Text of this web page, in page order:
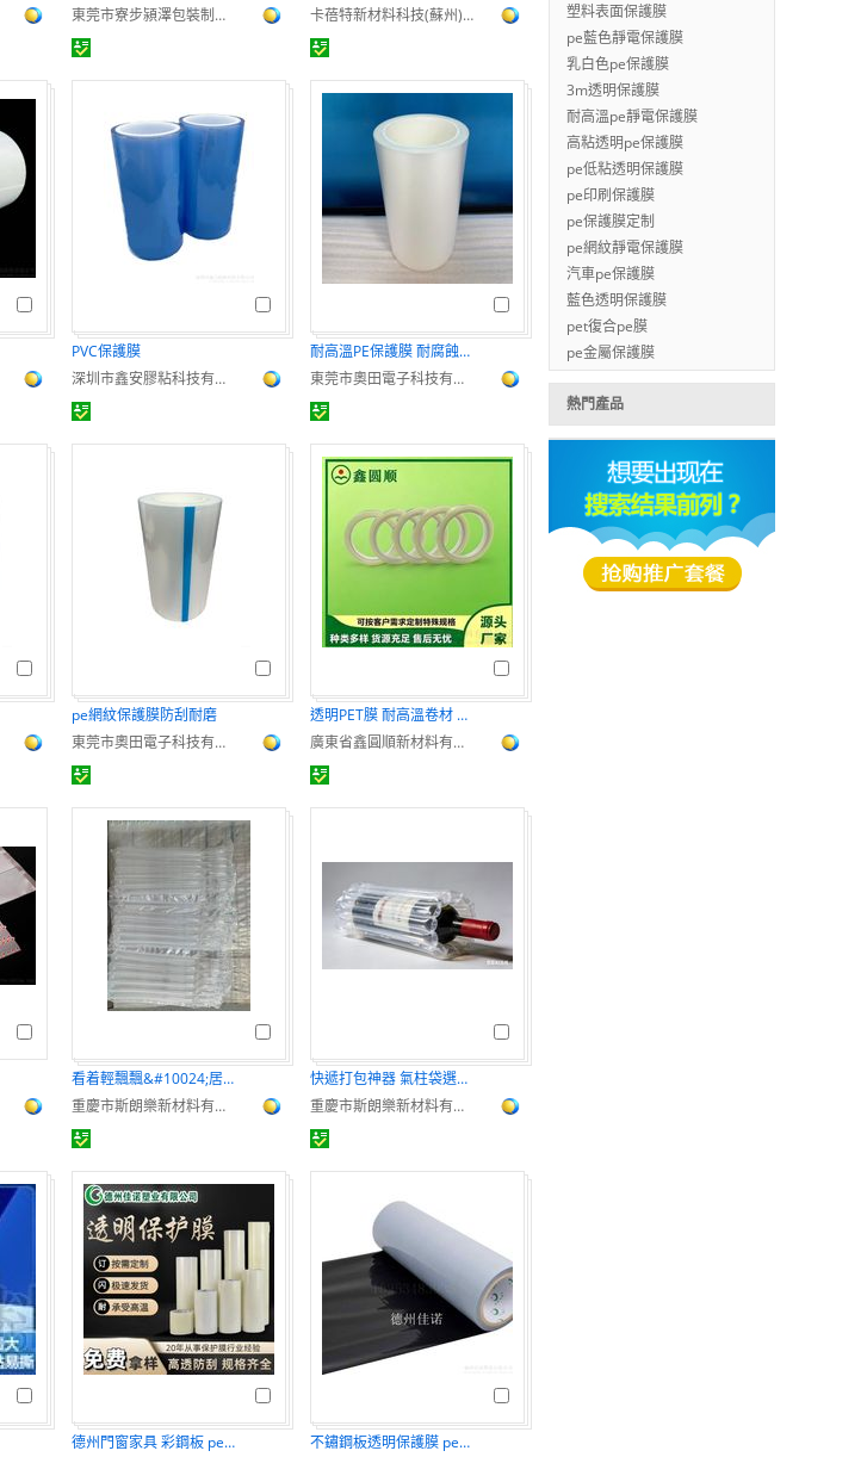
東莞市寮步潁澤包裝制品廠
卡蓓特新材料科技(蘇州)有限公司
PVC保護膜
深圳市鑫安膠粘科技有限公司
耐高溫PE保護膜 耐腐蝕性強 耐用可靠
東莞市奧田電子科技有限公司
pe網紋保護膜防刮耐磨
東莞市奧田電子科技有限公司
透明PET膜 耐高溫卷材 防刮花防霧膠片
廣東省鑫圓順新材料有限公司
看着輕飄飄&#10024;居然比泡沫還抗摔的氣柱袋
重慶市斯朗樂新材料有限公司
快遞打包神器 氣柱袋選購攻略不踩雷
重慶市斯朗樂新材料有限公司
德州門窗家具 彩鋼板 pe型材保護膜生產廠家
不鏽鋼板透明保護膜 pe保護膜 黑白PE保護膜
塑料表面保護膜
pe藍色靜電保護膜
乳白色pe保護膜
3m透明保護膜
耐高溫pe靜電保護膜
高粘透明pe保護膜
pe低粘透明保護膜
pe印刷保護膜
pe保護膜定制
pe網紋靜電保護膜
汽車pe保護膜
藍色透明保護膜
pet復合pe膜
pe金屬保護膜
熱門產品